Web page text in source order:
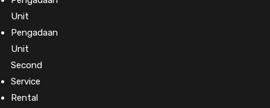
Unit
Pengadaan
Unit
Second
Service
Rental